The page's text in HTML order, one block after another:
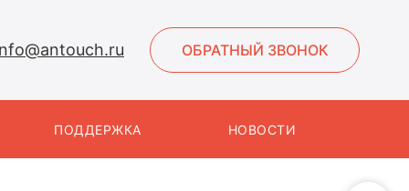
ОБРАТНЫЙ ЗВОНОК
ПОДДЕРЖКА НОВОСТИ